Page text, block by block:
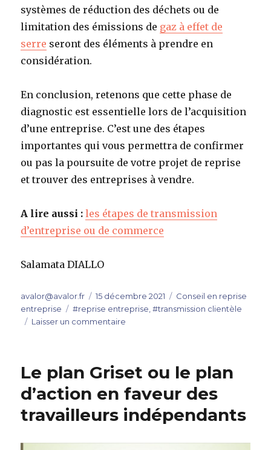
systèmes de réduction des déchets ou de
limitation des émissions de gaz à effet de
serre seront des éléments à prendre en
considération.
En conclusion, retenons que cette phase de
diagnostic est essentielle lors de l’acquisition
d’une entreprise. C’est une des étapes
importantes qui vous permettra de confirmer
ou pas la poursuite de votre projet de reprise
et trouver des entreprises à vendre.
A lire aussi : les étapes de transmission
d’entreprise ou de commerce
Salamata DIALLO
Auteur
avalor@avalor.fr
Publié
le
15 décembre 2021 Catégories
Conseil en reprise
entreprise
Étiquettes
#reprise entreprise,#transmission clientèle
Laisser un commentaire
à
reprendre
Le plan Griset ou le plan
d’action en faveur des
travailleurs indépendants